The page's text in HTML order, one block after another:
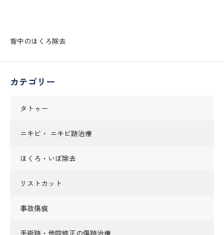
背中のほくろ除去
カテゴリー
タトゥー
ニキビ・ ニキビ跡治療
ほくろ・いぼ除去
リストカット
事故傷痕
手術跡・他院修正の傷跡治療